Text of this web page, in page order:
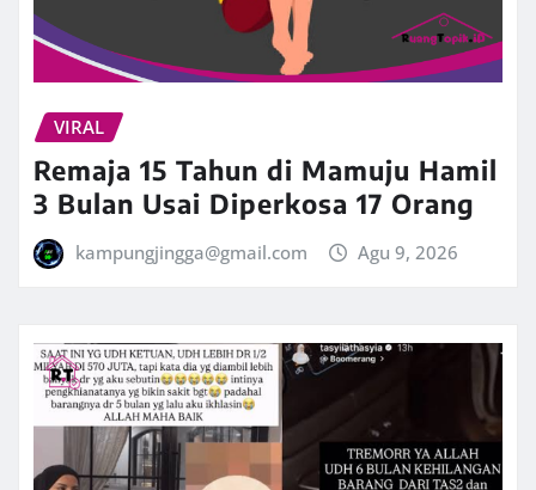
VIRAL
Remaja 15 Tahun di Mamuju Hamil
3 Bulan Usai Diperkosa 17 Orang
kampungjingga@gmail.com Agu 9, 2026